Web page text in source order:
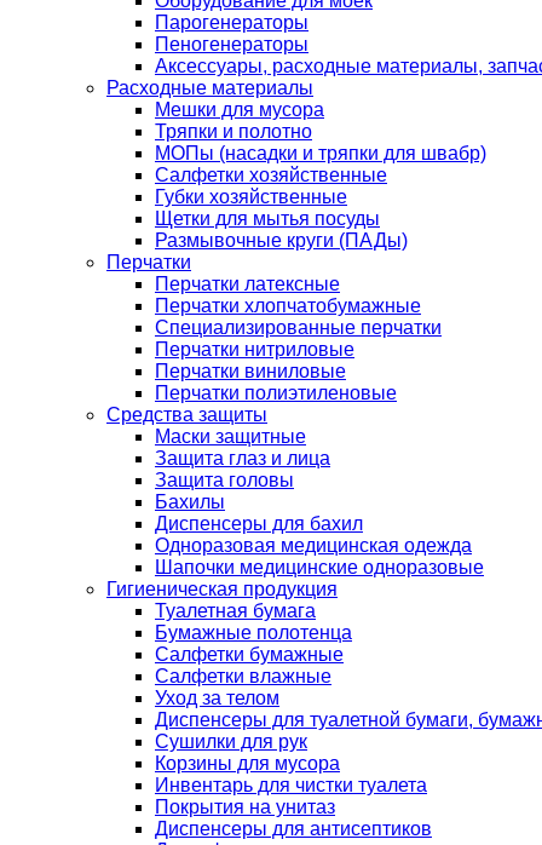
Парогенераторы
Пеногенераторы
Аксессуары, расходные материалы,
Расходные материалы
Мешки для мусора
Тряпки и полотно
МОПы (насадки и тряпки для швабр)
Салфетки хозяйственные
Губки хозяйственные
Щетки для мытья посуды
Размывочные круги (ПАДы)
Перчатки
Перчатки латексные
Перчатки хлопчатобумажные
Специализированные перчатки
Перчатки нитриловые
Перчатки виниловые
Перчатки полиэтиленовые
Средства защиты
Маски защитные
Защита глаз и лица
Защита головы
Бахилы
Диспенсеры для бахил
Одноразовая медицинская одежда
Шапочки медицинские одноразовые
Гигиеническая продукция
Туалетная бумага
Бумажные полотенца
Салфетки бумажные
Салфетки влажные
Уход за телом
Диспенсеры для туалетной бумаги,
Сушилки для рук
Корзины для мусора
Инвентарь для чистки туалета
Покрытия на унитаз
Диспенсеры для антисептиков